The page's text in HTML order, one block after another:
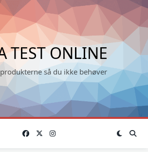
TEST ONLINE
så du ikke behøver